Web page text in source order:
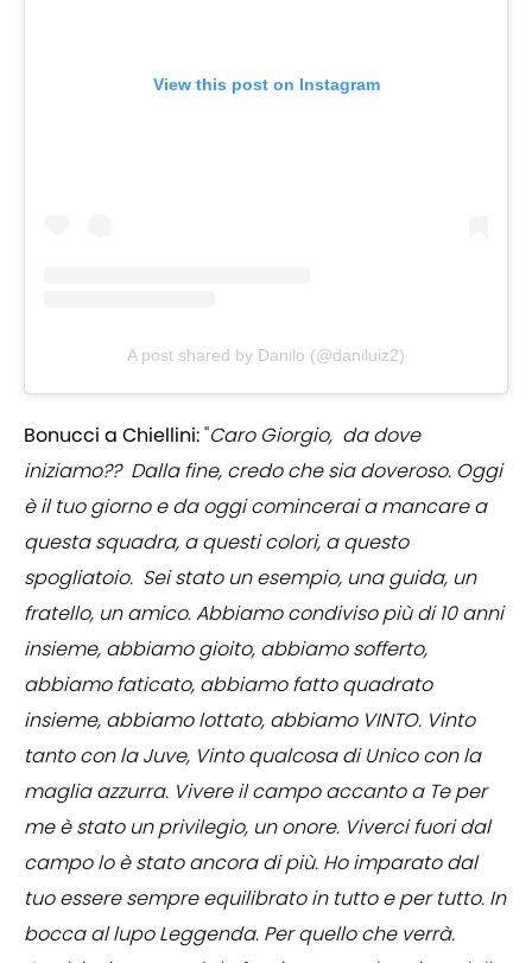
View this post on Instagram
A post shared by Danilo (@daniluiz2)
Bonucci a Chiellini:"Caro Giorgio, da dove
iniziamo?? Dalla fine, credo che sia doveroso. Oggi
è il tuo giorno e da oggi comincerai a mancare a
questa squadra, a questi colori, a questo
spogliatoio. Sei stato un esempio, una guida, un
fratello, un amico. Abbiamo condiviso più di 10 anni
insieme, abbiamo gioito, abbiamo sofferto,
abbiamo faticato, abbiamo fatto quadrato
insieme, abbiamo lottato, abbiamo VINTO. Vinto
tanto con la Juve, Vinto qualcosa di Unico con la
maglia azzurra. Vivere il campo accanto a Te per
me è stato un privilegio, un onore. Viverci fuori dal
campo lo è stato ancora di più. Ho imparato dal
tuo essere sempre equilibrato in tutto e per tutto. In
bocca al lupo Leggenda. Per quello che verrà.